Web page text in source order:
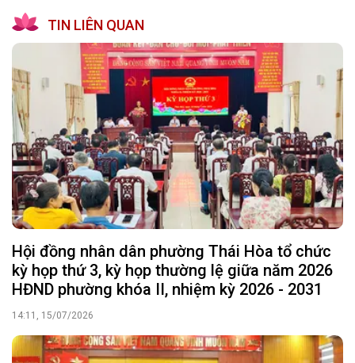
TIN LIÊN QUAN
Hội đồng nhân dân phường Thái Hòa tổ chức
kỳ họp thứ 3, kỳ họp thường lệ giữa năm 2026
HĐND phường khóa II, nhiệm kỳ 2026 - 2031
14:11, 15/07/2026